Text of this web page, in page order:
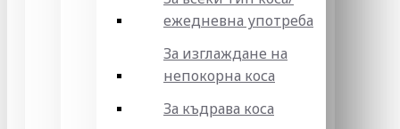
ежедневна употреба
За изглаждане на
непокорна коса
За къдрава коса